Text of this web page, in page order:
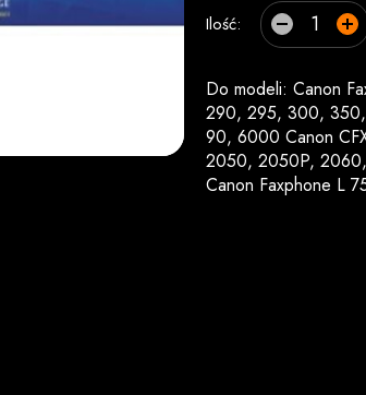
Ilość:
Do modeli: Canon
290, 295, 300,
90, 6000 Canon
2050, 2050P,
Canon Faxphone L